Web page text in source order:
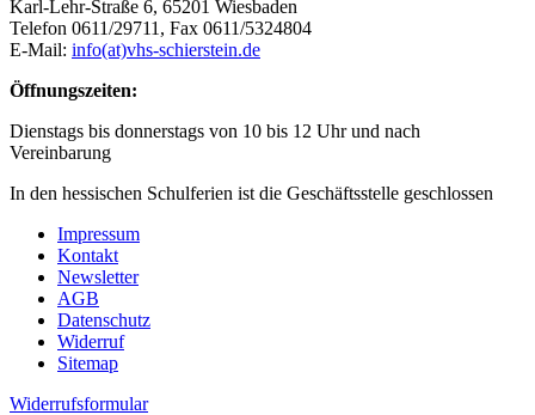
Karl-Lehr-Straße 6, 65201 Wiesbaden
Telefon 0611/29711, Fax 0611/5324804
E-Mail: info(at)vhs-schierstein.de
Öffnungszeiten:
Dienstags bis donnerstags von 10 bis 12 Uhr und nach
Vereinbarung
In den hessischen Schulferien ist die Geschäftsstelle geschlossen
Impressum
Kontakt
Newsletter
AGB
Datenschutz
Widerruf
Sitemap
Widerrufsformular